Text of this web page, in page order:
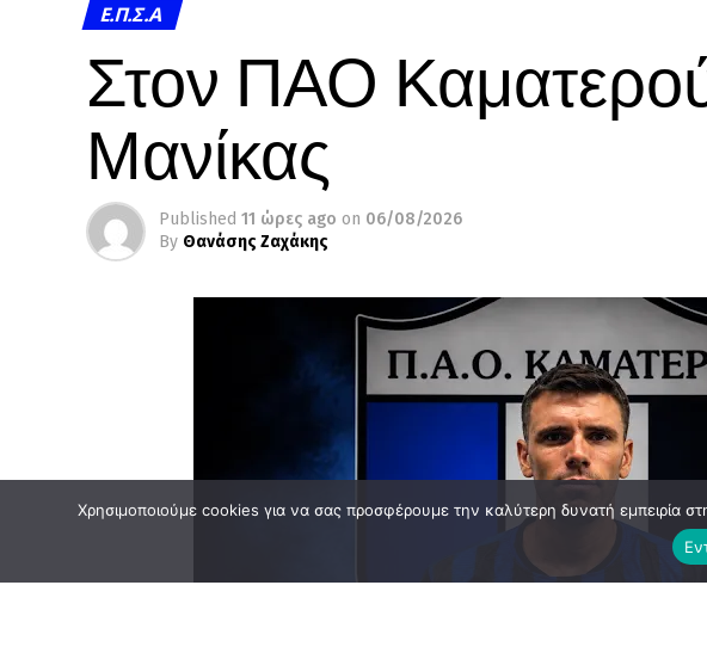
Ε.Π.Σ.Α
Στον ΠΑΟ
Μανίκας
Published 11 ώρες ago on 06/08/2026
By Θανάσης Ζαχάκης
Χρησιμοποιούμε cookies για να σας προσφέρουμε την καλύτερη δυνατή εμπειρία